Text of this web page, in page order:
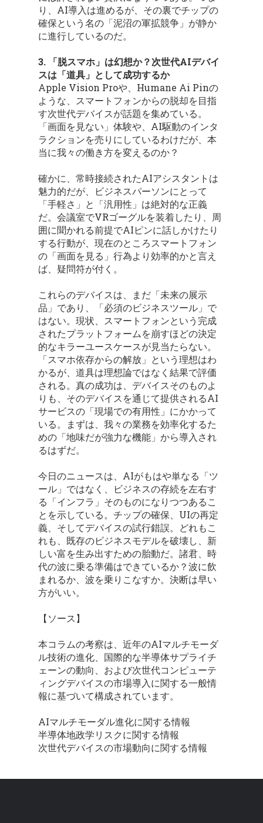
り、AI導入は進めるが、その裏でチップの
確保という名の「泥沼の軍拡競争」が静か
に進行しているのだ。
3. 「脱スマホ」は幻想か？次世代AIデバイ
スは「道具」として成功するか
Apple Vision Proや、Humane Ai Pinの
ような、スマートフォンからの脱却を目指
す次世代デバイスが話題を集めている。
「画面を見ない」体験や、AI駆動のインタ
ラクションを売りにしているわけだが、本
当に我々の働き方を変えるのか？
確かに、常時接続されたAIアシスタントは
魅力的だが、ビジネスパーソンにとって
「手軽さ」と「汎用性」は絶対的な正義
だ。会議室でVRゴーグルを装着したり、周
囲に聞かれる前提でAIピンに話しかけたり
する行動が、現在のところスマートフォン
の「画面を見る」行為より効率的かと言え
ば、疑問符が付く。
これらのデバイスは、まだ「未来の展示
品」であり、「必須のビジネスツール」で
はない。現状、スマートフォンという完成
されたプラットフォームを崩すほどの決定
的なキラーユースケースが見当たらない。
「スマホ依存からの解放」という理想はわ
かるが、道具は理想論ではなく結果で評価
される。真の成功は、デバイスそのものよ
りも、そのデバイスを通じて提供されるAI
サービスの「現場での有用性」にかかって
いる。まずは、我々の業務を効率化するた
めの「地味だが強力な機能」から導入され
るはずだ。
今日のニュースは、AIがもはや単なる「ツ
ール」ではなく、ビジネスの存続を左右す
る「インフラ」そのものになりつつあるこ
とを示している。チップの確保、UIの再定
義、そしてデバイスの試行錯誤。どれもこ
れも、既存のビジネスモデルを破壊し、新
しい富を生み出すための胎動だ。諸君、時
代の波に乗る準備はできているか？波に飲
まれるか、波を乗りこなすか。決断は早い
方がいい。
【ソース】
本コラムの考察は、近年のAIマルチモーダ
ル技術の進化、国際的な半導体サプライチ
ェーンの動向、および次世代コンピューテ
ィングデバイスの市場導入に関する一般情
報に基づいて構成されています。
AIマルチモーダル進化に関する情報
半導体地政学リスクに関する情報
次世代デバイスの市場動向に関する情報